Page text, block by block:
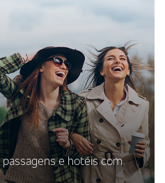
e hotéis com